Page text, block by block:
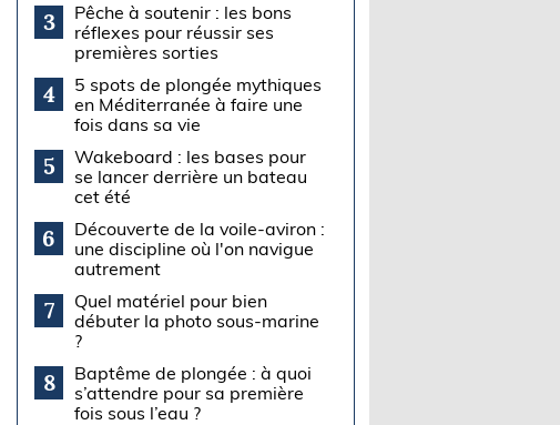
3
Pêche à soutenir : les bons
réflexes pour réussir ses
premières sorties
4
5 spots de plongée mythiques
en Méditerranée à faire une
fois dans sa vie
5
Wakeboard : les bases pour
se lancer derrière un bateau
cet été
6
Découverte de la voile-aviron :
une discipline où l'on navigue
autrement
7
Quel matériel pour bien
débuter la photo sous-marine
?
8
Baptême de plongée : à quoi
s’attendre pour sa première
fois sous l’eau ?